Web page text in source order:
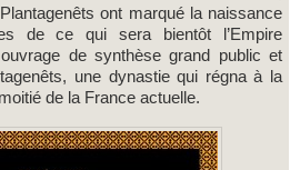
ont marqué la naissance
de ce qui sera bientôt l’Empire
de synthèse grand public et
une dynastie qui régna à la
de la France actuelle.